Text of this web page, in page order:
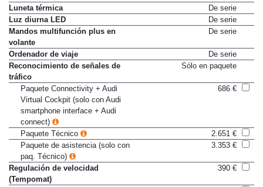
Service
Luneta térmica
De serie
Luz diurna LED
De serie
Mandos multifunción plus en
volante
Ordenador de viaje
De serie
Reconocimiento de señales de
tráfico
Paquete Connectivity + Audi
Virtual Cockpit (solo con Audi
smartphone interface + Audi
connect)
Paquete Técnico
2.651 €
Paquete de asistencia (solo con
paq. Técnico)
Regulación de velocidad